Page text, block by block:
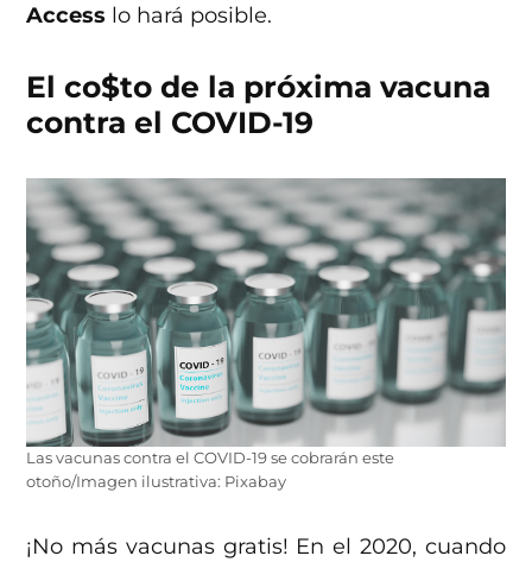
Access lo hará posible.
El co$to de la próxima vacuna
contra el COVID-19
Las vacunas contra el COVID-19 se cobrarán este
otoño/Imagen ilustrativa: Pixabay
¡No más vacunas gratis! En el 2020, cuando